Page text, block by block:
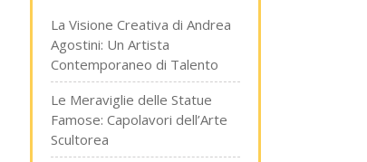
La Visione Creativa di Andrea
Agostini: Un Artista
Contemporaneo di Talento
Le Meraviglie delle Statue
Famose: Capolavori dell’Arte
Scultorea